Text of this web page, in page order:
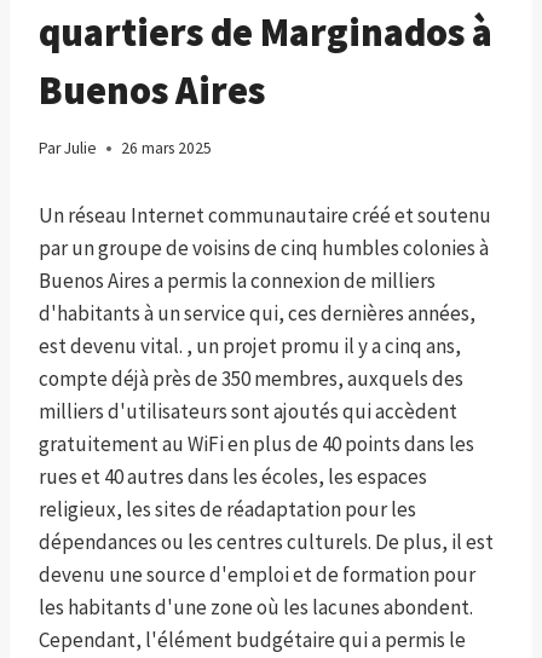
quartiers de Marginados à
Buenos Aires
ParJulie 26 mars 2025
Un réseau Internet communautaire créé et soutenu
par un groupe de voisins de cinq humbles colonies à
Buenos Aires a permis la connexion de milliers
d'habitants à un service qui, ces dernières années,
est devenu vital. , un projet promu il y a cinq ans,
compte déjà près de 350 membres, auxquels des
milliers d'utilisateurs sont ajoutés qui accèdent
gratuitement au WiFi en plus de 40 points dans les
rues et 40 autres dans les écoles, les espaces
religieux, les sites de réadaptation pour les
dépendances ou les centres culturels. De plus, il est
devenu une source d'emploi et de formation pour
les habitants d'une zone où les lacunes abondent.
Cependant, l'élément budgétaire qui a permis le